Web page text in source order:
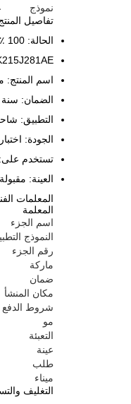
نموذج
تفاصيل
الحالة: 100 ٪ جديدة
اسم المنتج:
الضمان: سنة
التطبيق:
الجودة: اختبار 100 ٪
تستخدم على: Scania
العينة: مقبولة
المعلمات
المعلمة
اسم الجزء
النموذج
رقم الجزء
ماركة
ضمان
مكان المنشأ
شروط الدفع
مو
التعبئة
عينة
طلب
ميناء
التغليف